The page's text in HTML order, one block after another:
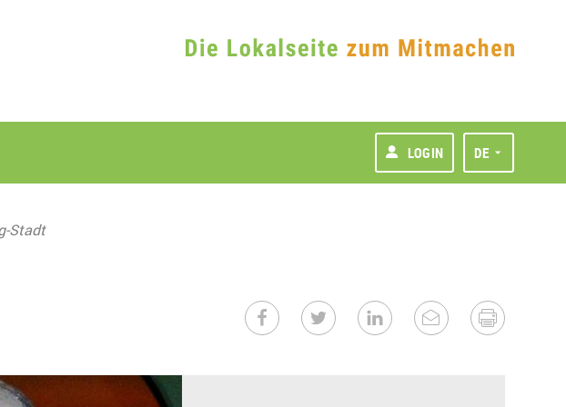
LOGIN DE
Stadt